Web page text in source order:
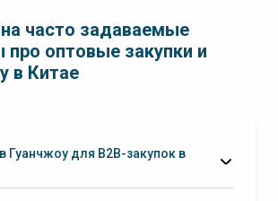
на часто задаваемые
про оптовые закупки и
в Китае
Гуанчжоу для B2B-закупок в